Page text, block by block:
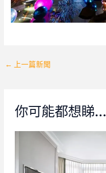
Post
← 上一篇新聞
你可能都想睇…